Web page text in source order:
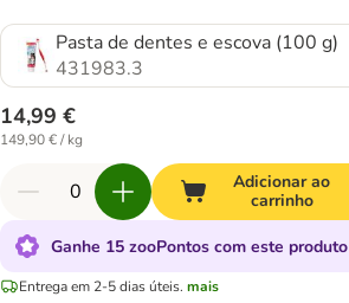
Pasta de dentes e escova (100 g)
431983.3
14,99 €
149,90 € / kg
Adicionar ao
carrinho
Ganhe 15 zooPontos com este produto
Entrega em 2-5 dias úteis. mais